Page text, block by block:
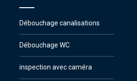
Débouchage canalisations
Débouchage WC
inspection avec caméra